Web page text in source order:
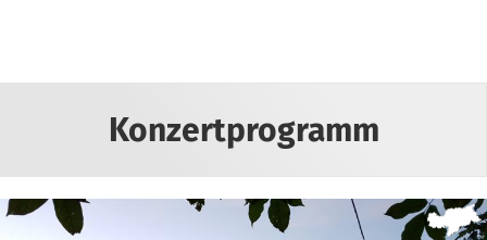
Konzertprogramm